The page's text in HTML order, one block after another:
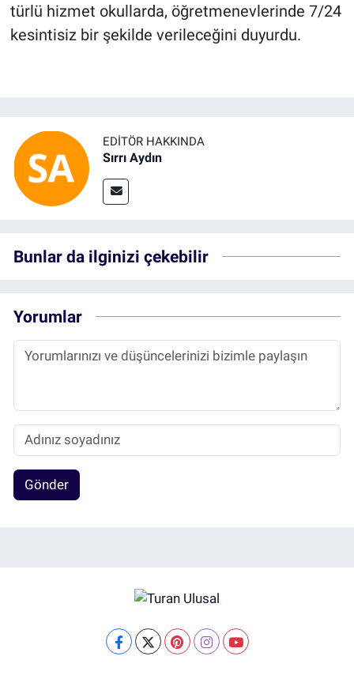
türlü hizmet okullarda, öğretmenevlerinde 7/24
kesintisiz bir şekilde verileceğini duyurdu.
EDITÖR HAKKINDA
Sırrı Aydın
Bunlar da ilginizi çekebilir
Yorumlar
Gönder